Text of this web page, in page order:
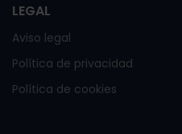
LEGAL
Aviso legal
Política de privacidad
Política de cookies